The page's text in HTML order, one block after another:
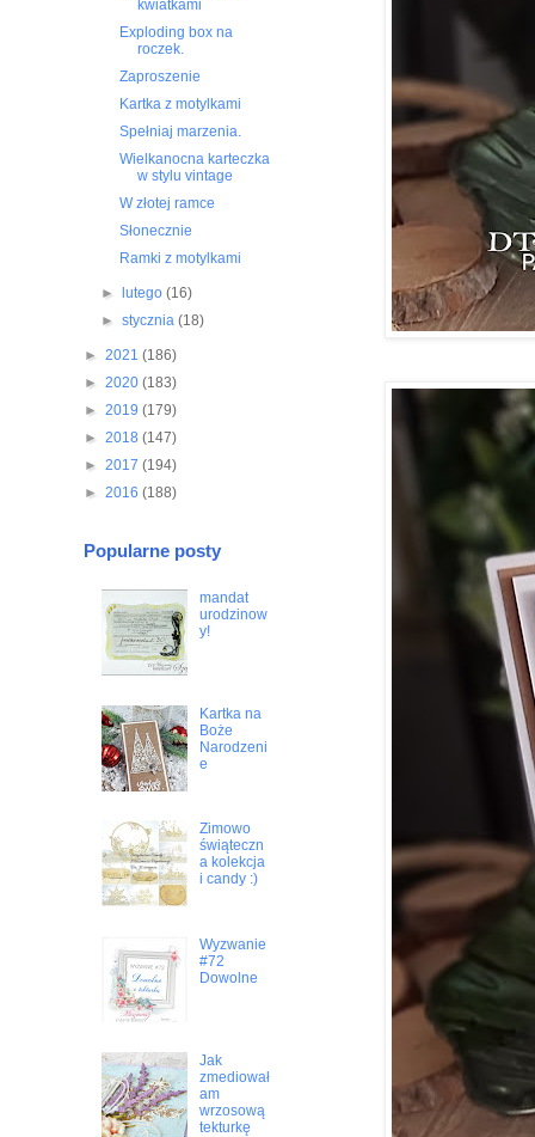
kwiatkami
Exploding box na
roczek.
Zaproszenie
Kartka z motylkami
Spełniaj marzenia.
Wielkanocna karteczka
w stylu vintage
W złotej ramce
Słonecznie
Ramki z motylkami
► lutego(16)
►stycznia(18)
► 2021 (186)
► 2020 (183)
► 2019 (179)
► 2018 (147)
► 2017 (194)
► 2016 (188)
Popularne posty
mandat
urodzinow
y!
Kartka na
Boże
Narodzeni
e
Zimowo
świąteczn
a kolekcja
i candy :)
Wyzwanie
#72
Dowolne
Jak
zmediował
am
wrzosową
tekturkę